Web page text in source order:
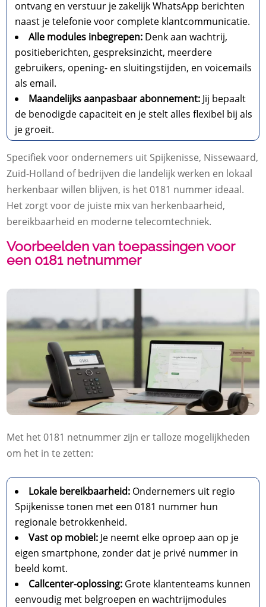
ontvang en verstuur je zakelijk WhatsApp berichten
naast je telefonie voor complete klantcommunicatie.
Alle modules inbegrepen: Denk aan wachtrij,
positieberichten, gespreksinzicht, meerdere
gebruikers, opening- en sluitingstijden, en voicemails
als email.
Maandelijks aanpasbaar abonnement: Jij bepaalt
de benodigde capaciteit en je stelt alles flexibel bij als
je groeit.
Specifiek voor ondernemers uit Spijkenisse, Nissewaard,
Zuid-Holland of bedrijven die landelijk werken en lokaal
herkenbaar willen blijven, is het 0181 nummer ideaal.
Het zorgt voor de juiste mix van herkenbaarheid,
bereikbaarheid en moderne telecomtechniek.
Voorbeelden van toepassingen voor
een 0181 netnummer
Met het 0181 netnummer zijn er talloze mogelijkheden
om het in te zetten:
Lokale bereikbaarheid: Ondernemers uit regio
Spijkenisse tonen met een 0181 nummer hun
regionale betrokkenheid.
Vast op mobiel: Je neemt elke oproep aan op je
eigen smartphone, zonder dat je privé nummer in
beeld komt.
Callcenter-oplossing: Grote klantenteams kunnen
eenvoudig met belgroepen en wachtrijmodules